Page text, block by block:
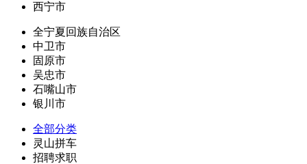
西宁市
全宁夏回族自治区
中卫市
固原市
吴忠市
石嘴山市
银川市
全部分类
灵山拼车
招聘求职